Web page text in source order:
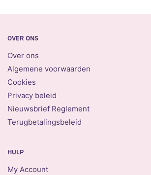
OVER ONS
Over ons
Algemene voorwaarden
Cookies
Privacy beleid
Nieuwsbrief Reglement
Terugbetalingsbeleid
HULP
My Account